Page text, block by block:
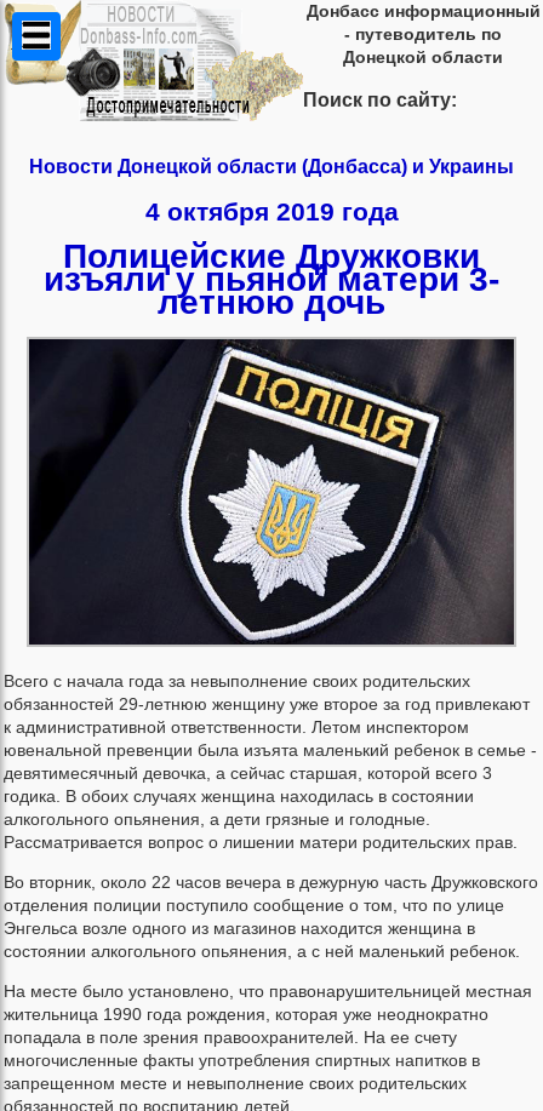
Донбасс информационный
- путеводитель по
Донецкой области
Поиск по сайту:
Новости Донецкой области (Донбасса) и Украины
4 октября 2019 года
Полицейские Дружковки
изъяли у пьяной матери 3-
летнюю дочь
Всего с начала года за невыполнение своих родительских
обязанностей 29-летнюю женщину уже второе за год привлекают
к административной ответственности. Летом инспектором
ювенальной превенции была изъята маленький ребенок в семье -
девятимесячный девочка, а сейчас старшая, которой всего 3
годика. В обоих случаях женщина находилась в состоянии
алкогольного опьянения, а дети грязные и голодные.
Рассматривается вопрос о лишении матери родительских прав.
Во вторник, около 22 часов вечера в дежурную часть Дружковского
отделения полиции поступило сообщение о том, что по улице
Энгельса возле одного из магазинов находится женщина в
состоянии алкогольного опьянения, а с ней маленький ребенок.
На месте было установлено, что правонарушительницей местная
жительница 1990 года рождения, которая уже неоднократно
попадала в поле зрения правоохранителей. На ее счету
многочисленные факты употребления спиртных напитков в
запрещенном месте и невыполнение своих родительских
обязанностей по воспитанию детей.